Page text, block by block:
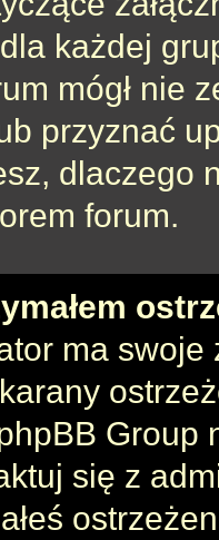
każdej
mógł nie
przyznać
dlaczego
forum.
ma swoje
Group
się z